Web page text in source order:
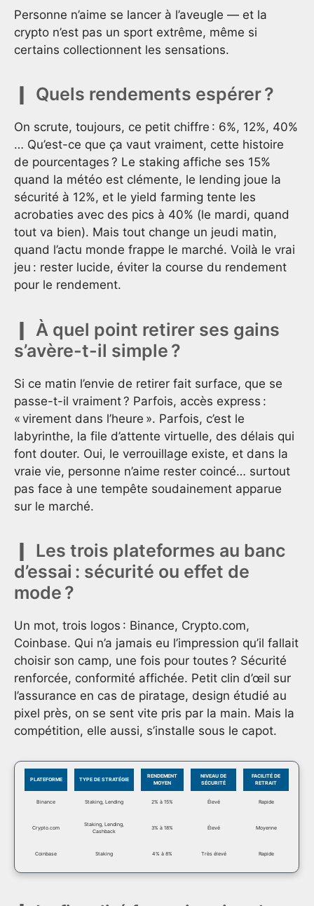
Personne n’aime se lancer à l’aveugle — et la
crypto n’est pas un sport extrême, même si
certains collectionnent les sensations.
Quels rendements espérer ?
On scrute, toujours, ce petit chiffre : 6%, 12%, 40%
… Qu’est-ce que ça vaut vraiment, cette histoire
de pourcentages ? Le staking affiche ses 15%
quand la météo est clémente, le lending joue la
sécurité à 12%, et le yield farming tente les
acrobaties avec des pics à 40% (le mardi, quand
tout va bien). Mais tout change un jeudi matin,
quand l’actu monde frappe le marché. Voilà le vrai
jeu : rester lucide, éviter la course du rendement
pour le rendement.
À quel point retirer ses gains
s’avère-t-il simple ?
Si ce matin l’envie de retirer fait surface, que se
passe-t-il vraiment ? Parfois, accès express :
« virement dans l’heure ». Parfois, c’est le
labyrinthe, la file d’attente virtuelle, des délais qui
font douter. Oui, le verrouillage existe, et dans la
vraie vie, personne n’aime rester coincé… surtout
pas face à une tempête soudainement apparue
sur le marché.
Les trois plateformes au banc
d’essai : sécurité ou effet de
mode ?
Un mot, trois logos : Binance, Crypto.com,
Coinbase. Qui n’a jamais eu l’impression qu’il fallait
choisir son camp, une fois pour toutes ? Sécurité
renforcée, conformité affichée. Petit clin d’œil sur
l’assurance en cas de piratage, design étudié au
pixel près, on se sent vite pris par la main. Mais la
compétition, elle aussi, s’installe sous le capot.
PLATEFORME TYPE DE STRATÉGIE
RENDEMENT
MOYEN
NIVEAU DE
SÉCURITÉ
FACILITÉ DE
RETRAIT
Binance Staking, Lending 2% à 15% Élevé Rapide
Crypto.com
Staking, Lending,
Cashback
3% à 18% Élevé Moyenne
Coinbase Staking 4% à 8% Très élevé Rapide